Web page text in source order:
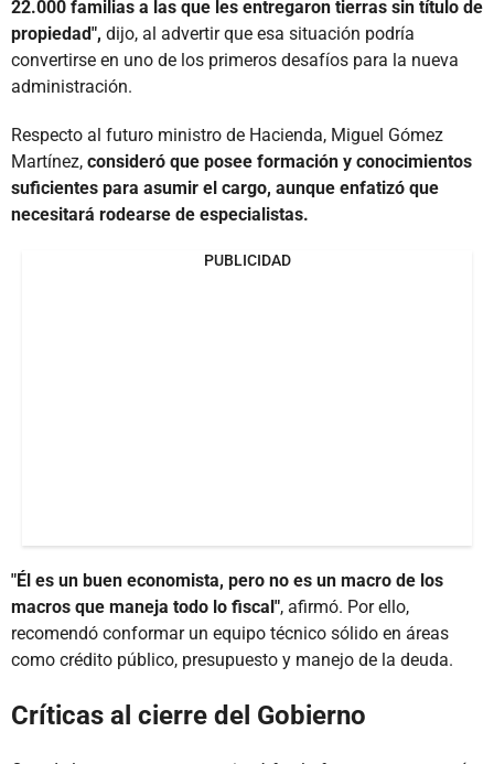
22.000 familias a las que les entregaron tierras sin título de
propiedad", dijo, al advertir que esa situación podría
convertirse en uno de los primeros desafíos para la nueva
administración.
Respecto al futuro ministro de Hacienda, Miguel Gómez
Martínez, consideró que posee formación y conocimientos
suficientes para asumir el cargo, aunque enfatizó que
necesitará rodearse de especialistas.
PUBLICIDAD
"Él es un buen economista, pero no es un macro de los
macros que maneja todo lo fiscal", afirmó. Por ello,
recomendó conformar un equipo técnico sólido en áreas
como crédito público, presupuesto y manejo de la deuda.
Críticas al cierre del Gobierno